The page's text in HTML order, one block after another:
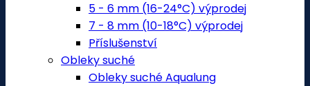
5 - 6 mm (16-24°C) výprodej
7 - 8 mm (10-18°C) výprodej
Příslušenství
Obleky suché
Obleky suché Aqualung